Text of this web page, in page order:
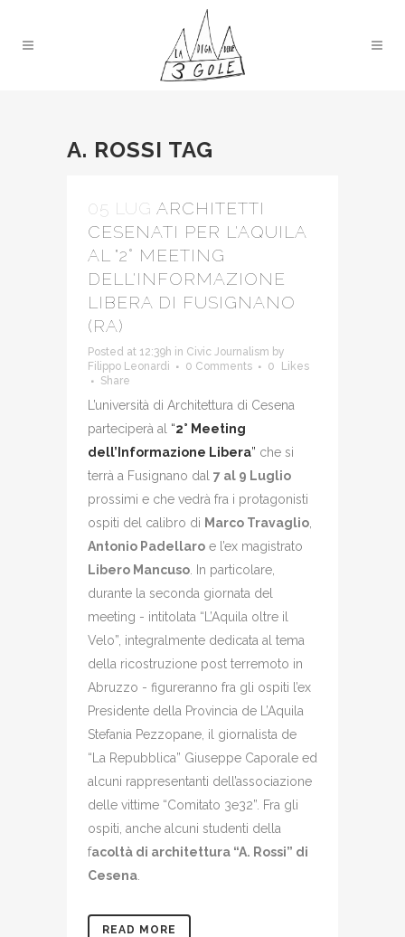
A. ROSSI TAG
05 LUG ARCHITETTI
CESENATI PER L'AQUILA
AL "2° MEETING
DELL'INFORMAZIONE
LIBERA DI FUSIGNANO
(RA)
Posted at 12:39h in Civic Journalism by
Filippo Leonardi
0 Comments 0
Likes
Share
L’università di Architettura di Cesena
parteciperà al “2° Meeting
dell’Informazione Libera” che si
terrà a Fusignano dal 7 al 9 Luglio
prossimi e che vedrà fra i protagonisti
ospiti del calibro di Marco Travaglio
Antonio Padellaro e l’ex magistrato
Libero Mancuso . In particolare,
durante la seconda giornata del
meeting - intitolata “L’Aquila oltre il
Velo”, integralmente dedicata al tema
della ricostruzione post terremoto in
Abruzzo - figureranno fra gli ospiti l’ex
Presidente della Provincia de L’Aquila
Stefania Pezzopane, il giornalista de
“La Repubblica” Giuseppe Caporale ed
alcuni rappresentanti dell’associazione
delle vittime “Comitato 3e32”. Fra gli
ospiti, anche alcuni studenti della
facoltà di architettura “A. Rossi” di
Cesena
READ MORE